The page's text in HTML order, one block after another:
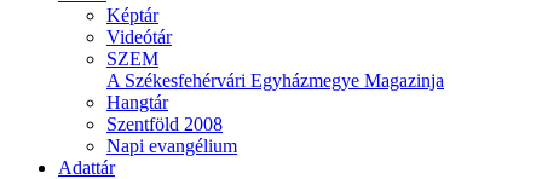
Képtár
Videótár
SZEM
A Székesfehérvári Egyházmegye Magazinja
Hangtár
Szentföld 2008
Napi evangélium
Adattár